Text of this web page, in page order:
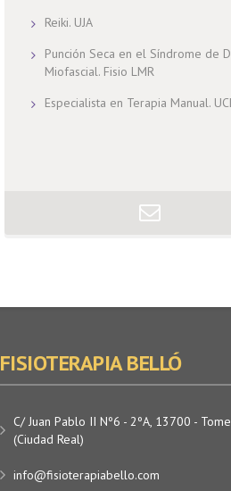
Reiki. UJA
Punción Seca en el Síndrome de
Miofascial. Fisio LMR
Especialista en Terapia Manual.
FISIOTERAPIA BELLÓ
C/ Juan Pablo II Nº6 - 2ºA, 13700 -
(Ciudad Real)
info@fisioterapiabello.com